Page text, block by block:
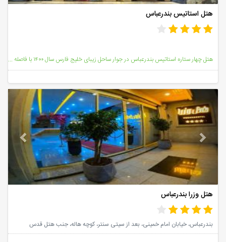
هتل استاتیس بندرعباس
هتل چهار ستاره استاتیس بندرعباس در جوار ساحل زیبای خليج فارس سال ۱۴۰۰ با فاصله دو کیلومتری از بندرعب
Next
هتل وزرا بندرعباس
بندرعباس، خیابان امام خمینی، بعد از سیتی سنتر، کوچه هاله، جنب هتل قدس